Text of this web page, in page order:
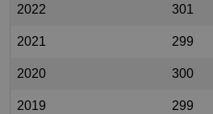
2022 301
2021 299
2020 300
2019 299